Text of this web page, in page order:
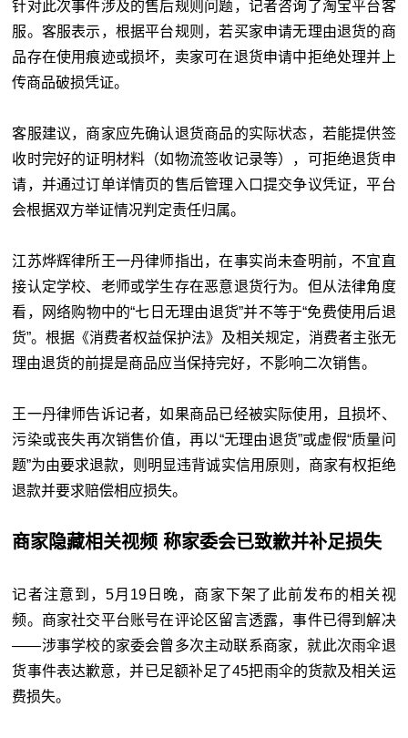
针对此次事件涉及的售后规则问题，记者咨询了淘宝平台客
服。客服表示，根据平台规则，若买家申请无理由退货的商
品存在使用痕迹或损坏，卖家可在退货申请中拒绝处理并上
传商品破损凭证。
客服建议，商家应先确认退货商品的实际状态，若能提供签
收时完好的证明材料（如物流签收记录等），可拒绝退货申
请，并通过订单详情页的售后管理入口提交争议凭证，平台
会根据双方举证情况判定责任归属。
江苏烨辉律所王一丹律师指出，在事实尚未查明前，不宜直
接认定学校、老师或学生存在恶意退货行为。但从法律角度
看，网络购物中的“七日无理由退货”并不等于“免费使用后退
货”。根据《消费者权益保护法》及相关规定，消费者主张无
理由退货的前提是商品应当保持完好，不影响二次销售。
王一丹律师告诉记者，如果商品已经被实际使用，且损坏、
污染或丧失再次销售价值，再以“无理由退货”或虚假“质量问
题”为由要求退款，则明显违背诚实信用原则，商家有权拒绝
退款并要求赔偿相应损失。
商家隐藏相关视频称家委会已致歉并补足损失
记者注意到，5月19日晚，商家下架了此前发布的相关视
频。商家社交平台账号在评论区留言透露，事件已得到解决
——涉事学校的家委会曾多次主动联系商家，就此次雨伞退
货事件表达歉意，并已足额补足了45把雨伞的货款及相关运
费损失。